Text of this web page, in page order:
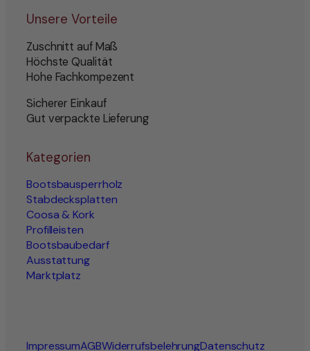
Unsere Vorteile
Zuschnitt auf Maß
Höchste Qualität
Hohe Fachkompezent
Sicherer Einkauf
Gut verpackte Lieferung
Kategorien
Bootsbausperrholz
Stabdecksplatten
Coosa & Kork
Profilleisten
Bootsbaubedarf
Ausstattung
Marktplatz
ImpressumAGBWiderrufsbelehrungDatenschutz